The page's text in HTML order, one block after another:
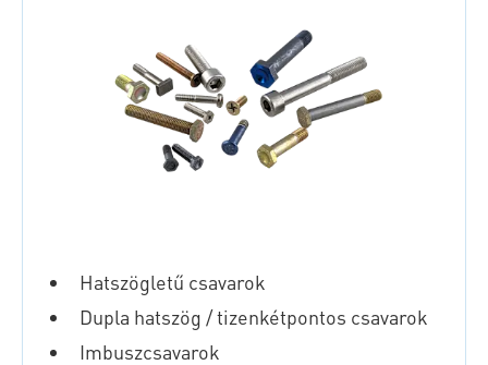
Hatszögletű csavarok
Dupla hatszög / tizenkétpontos csavarok
Imbuszcsavarok